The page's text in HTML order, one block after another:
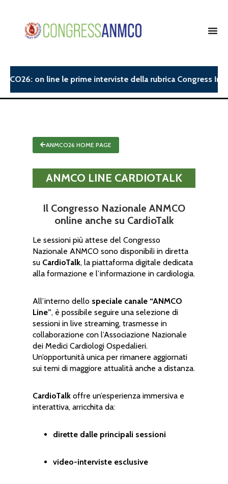
on line le prime interviste della rubrica Congress
ANMCO26 HOME PAGE
ANMCO LINE CARDIOTALK
Il Congresso Nazionale ANMCO
online anche su CardioTalk
Le sessioni più attese del Congresso
Nazionale ANMCO sono disponibili in diretta
su CardioTalk, la piattaforma digitale dedicata
alla formazione e l’informazione in cardiologia.
All’interno dello speciale canale “ANMCO
Line”, è possibile seguire una selezione di
sessioni in live streaming, trasmesse in
collaborazione con l’Associazione Nazionale
dei Medici Cardiologi Ospedalieri.
Un’opportunità unica per rimanere aggiornati
sui temi di maggiore attualità anche a distanza.
CardioTalk offre un’esperienza immersiva e
interattiva, arricchita da:
dirette dalle principali sessioni
video-interviste esclusive